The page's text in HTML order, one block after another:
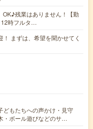
残業はありません！【勤
時フルタ…
！ まずは、希望を聞かせてく
どもたちへの声かけ・見守
・ボール遊びなどのサ…